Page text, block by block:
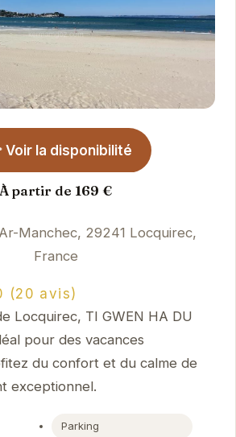
Voir la disponibilité
À partir de 169 €
Manchec, 29241 Locquirec,
France
(20 avis)
Locquirec, TI GWEN HA DU
pour des vacances
du confort et du calme de
exceptionnel.
Parking